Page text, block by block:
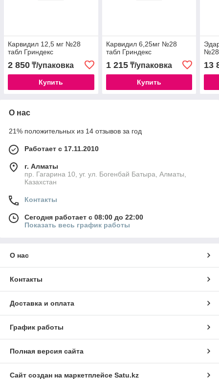
Карвидил 12,5 мг №28
табл Гриндекс
2 850 ₸/упаковка
Купить
Карвидил 6,25мг №28
табл Гриндекс
1 215₸/упаковка
Купить
№28
13
О нас
21% положительных из 14 отзывов за год
Работает с 17.11.2010
г. Алматы
пр. Гагарина 10, уг. ул. Богенбай Батыра, Алматы,
Казахстан
Контакты
Сегодня работает с 08:00 до 22:00
Показать весь график работы
О нас
Контакты
Доставка и оплата
График работы
Полная версия сайта
Сайт создан на маркетплейсе Satu.kz